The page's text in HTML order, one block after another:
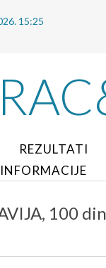
15:25
REZULTATI
100